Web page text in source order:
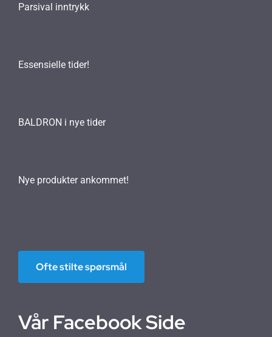
Parsival inntrykk
Essensielle tider!
BALDRON i nye tider
Nye produkter ankommet!
Ofte stilte spørsmål
Vår Facebook Side